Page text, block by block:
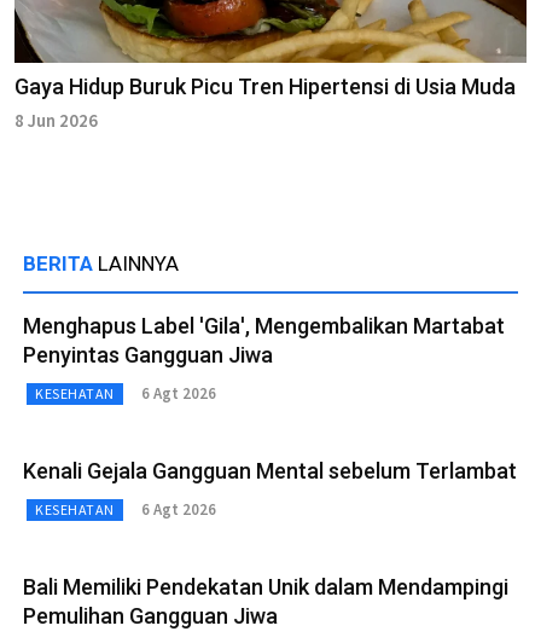
Gaya Hidup Buruk Picu Tren Hipertensi di Usia Muda
8 Jun 2026
BERITA LAINNYA
Menghapus Label 'Gila', Mengembalikan Martabat
Penyintas Gangguan Jiwa
KESEHATAN 6 Agt 2026
Kenali Gejala Gangguan Mental sebelum Terlambat
KESEHATAN 6 Agt 2026
Bali Memiliki Pendekatan Unik dalam Mendampingi
Pemulihan Gangguan Jiwa